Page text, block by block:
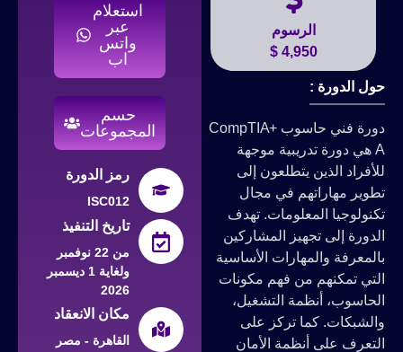
الرسوم
4,950 $
حول الدورة :
دورة فني حاسوب +CompTIA
A هي دورة تدريبية موجهة
للأفراد الذين يتطلعون إلى
تطوير مهاراتهم في مجال
تكنولوجيا المعلومات. تهدف
الدورة إلى تجهيز المشاركين
بالمعرفة والمهارات الأساسية
التي تمكنهم من فهم مكونات
الحاسوب، أنظمة التشغيل،
والشبكات. كما تركز على
التعرف على أنظمة الأمان
استعلام
عبر
واتس
اب
حسم
المجموعات
رمز الدورة
ISC012
تاريخ التنفيذ
من 22 نوفمبر
ولغاية 1 ديسمبر
2026
مكان الانعقاد
القاهرة - مصر